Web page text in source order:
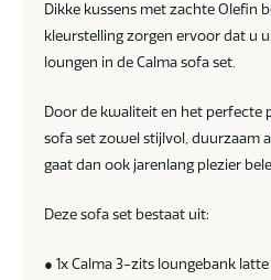
Dikke kussens met zachte Olefin
kleurstelling zorgen ervoor dat u
loungen in de Calma sofa set.
Door de kwaliteit en het perfecte
sofa set zowel stijlvol, duurzaam
gaat dan ook jarenlang plezier
Deze sofa set bestaat uit:
● 1x Calma 3-zits loungebank